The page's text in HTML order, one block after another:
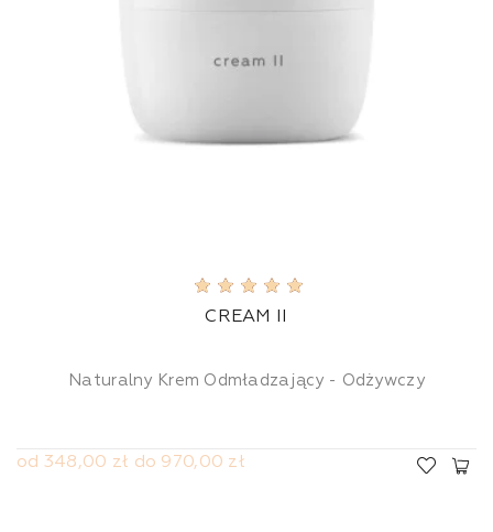
CREAM II
Naturalny Krem Odmładzający - Odżywczy
od 348,00 zł do 970,00 zł